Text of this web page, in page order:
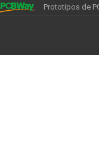
Prototipos de